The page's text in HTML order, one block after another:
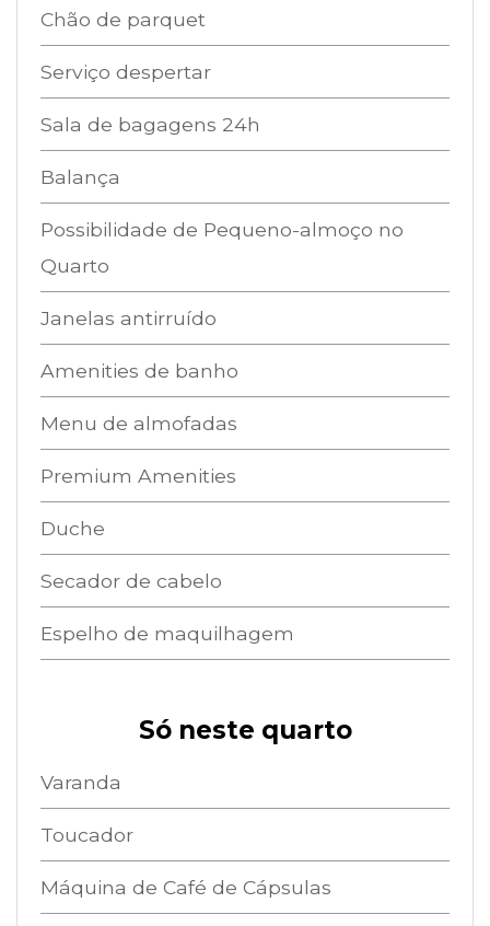
Chão de parquet
Serviço despertar
Sala de bagagens 24h
Balança
Possibilidade de Pequeno-almoço no
Quarto
Janelas antirruído
Amenities de banho
Menu de almofadas
Premium Amenities
Duche
Secador de cabelo
Espelho de maquilhagem
Só neste quarto
Varanda
Toucador
Máquina de Café de Cápsulas